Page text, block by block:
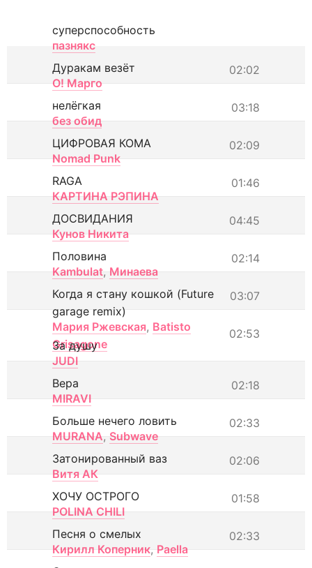
суперспособность
пазнякс
02:02
Дуракам везёт
О! Марго
03:18
нелёгкая
без обид
02:09
ЦИФРОВАЯ КОМА
Nomad Punk
01:46
RAGA
КАРТИНА РЭПИНА
04:45
ДОСВИДАНИЯ
Кунов Никита
02:14
Половина
Kambulat, Минаева
03:07
Когда я стану кошкой (Future
garage remix)
Мария Ржевская, Batisto
Grisagone
02:53
За душу
JUDI
02:18
Вера
MIRAVI
02:33
Больше нечего ловить
MURANA, Subwave
02:06
Затонированный ваз
Витя АК
01:58
ХОЧУ ОСТРОГО
POLINA CHILI
02:33
Песня о смелых
Кирилл Коперник, Paella